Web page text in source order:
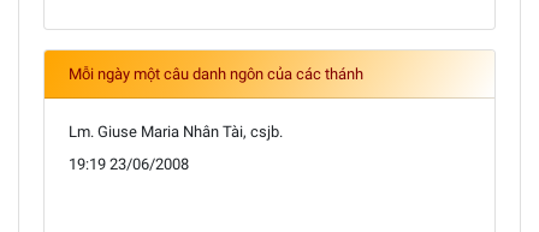
Mỗi ngày một câu danh ngôn của các thánh
Lm. Giuse Maria Nhân Tài, csjb.
19:19 23/06/2008